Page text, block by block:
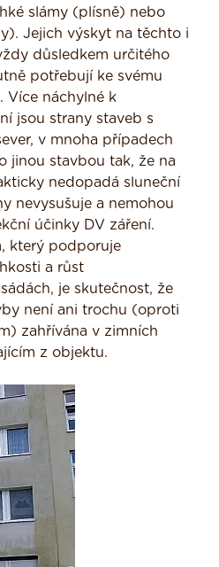
slámy (plísně) nebo
Jejich výskyt na těchto i
důsledkem určitého
potřebují ke svému
Více náchylné k
jsou strany staveb s
v mnoha případech
jinou stavbou tak, že na
nedopadá sluneční
nevysušuje a nemohou
účinky DV záření.
který podporuje
a růst
je skutečnost, že
není ani trochu (oproti
zahřívána v zimních
z objektu.